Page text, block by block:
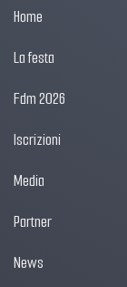
Home
La festa
Fdm 2026
Iscrizioni
Media
Partner
News